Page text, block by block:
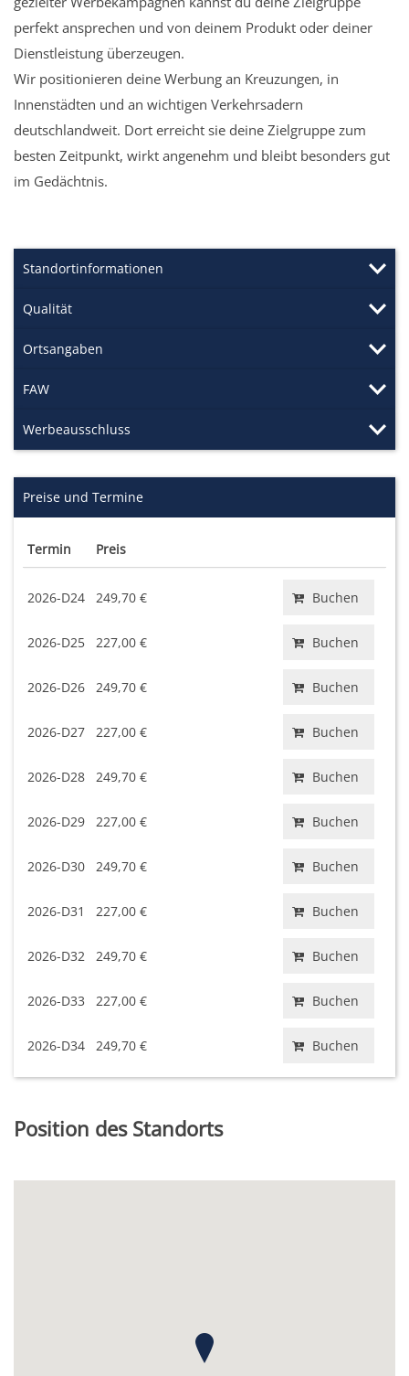
perfekt ansprechen und von deinem Produkt oder deiner
Dienstleistung überzeugen.
Wir positionieren deine Werbung an Kreuzungen, in
Innenstädten und an wichtigen Verkehrsadern
deutschlandweit. Dort erreicht sie deine Zielgruppe zum
besten Zeitpunkt, wirkt angenehm und bleibt besonders gut
im Gedächtnis.
Standortinformationen
Qualität
Ortsangaben
FAW
Werbeausschluss
Preise und Termine
Termin Preis
2026-D24 249,70 € Buchen
2026-D25 227,00 € Buchen
2026-D26 249,70 € Buchen
2026-D27 227,00 € Buchen
2026-D28 249,70 € Buchen
2026-D29 227,00 € Buchen
2026-D30 249,70 € Buchen
2026-D31 227,00 € Buchen
2026-D32 249,70 € Buchen
2026-D33 227,00 € Buchen
2026-D34 249,70 € Buchen
Position des Standorts